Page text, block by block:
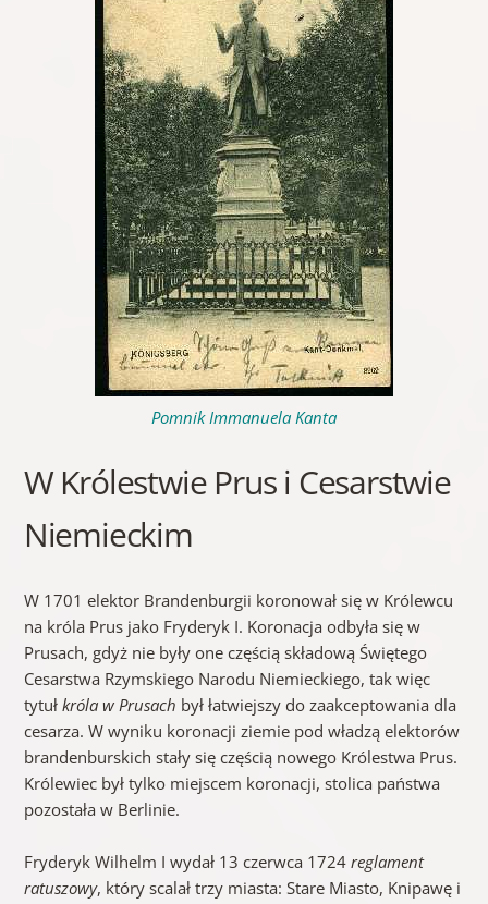
Pomnik Immanuela Kanta
W Królestwie Prus i Cesarstwie
Niemieckim
W 1701 elektor Brandenburgii koronował się w Królewcu
na króla Prus jako Fryderyk I. Koronacja odbyła się w
Prusach, gdyż nie były one częścią składową Świętego
Cesarstwa Rzymskiego Narodu Niemieckiego, tak więc
tytuł króla w Prusach był łatwiejszy do zaakceptowania dla
cesarza. W wyniku koronacji ziemie pod władzą elektorów
brandenburskich stały się częścią nowego Królestwa Prus.
Królewiec był tylko miejscem koronacji, stolica państwa
pozostała w Berlinie.
Fryderyk Wilhelm I wydał 13 czerwca 1724 reglament
ratuszowy, który scalał trzy miasta: Stare Miasto, Knipawę i